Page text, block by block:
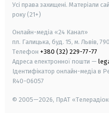
Усі права захищені. Матеріали
року (21+)
Онлайн-медіа «24 Канал»
пл. Галицька, буд. 15, м. Львів,
Телефон +380 (32) 229-77-77
Адреса електронної пошти —
Ідентифікатор онлайн-медіа в
R40-06057
© 2005—2026, ПрАТ